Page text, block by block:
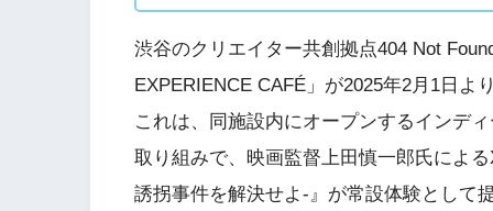
渋谷のクリエイター共創拠点404 Not
EXPERIENCE CAFÉ」が2025年2月1日よ
これは、同施設内にオープンするインデ
取り組みで、映画監督上田慎一郎氏によ
誘拐事件を解決せよ‐』が常設体験として